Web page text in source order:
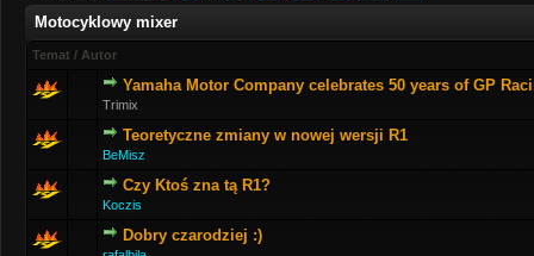
Motocyklowy mixer
Temat / Autor
Yamaha Motor Company celebrates 50 years of GP
Trimix
Teoretyczne zmiany w nowej wersji R1
BeMisz
Czy Ktoś zna tą R1?
Koczis
Dobry czarodziej :)